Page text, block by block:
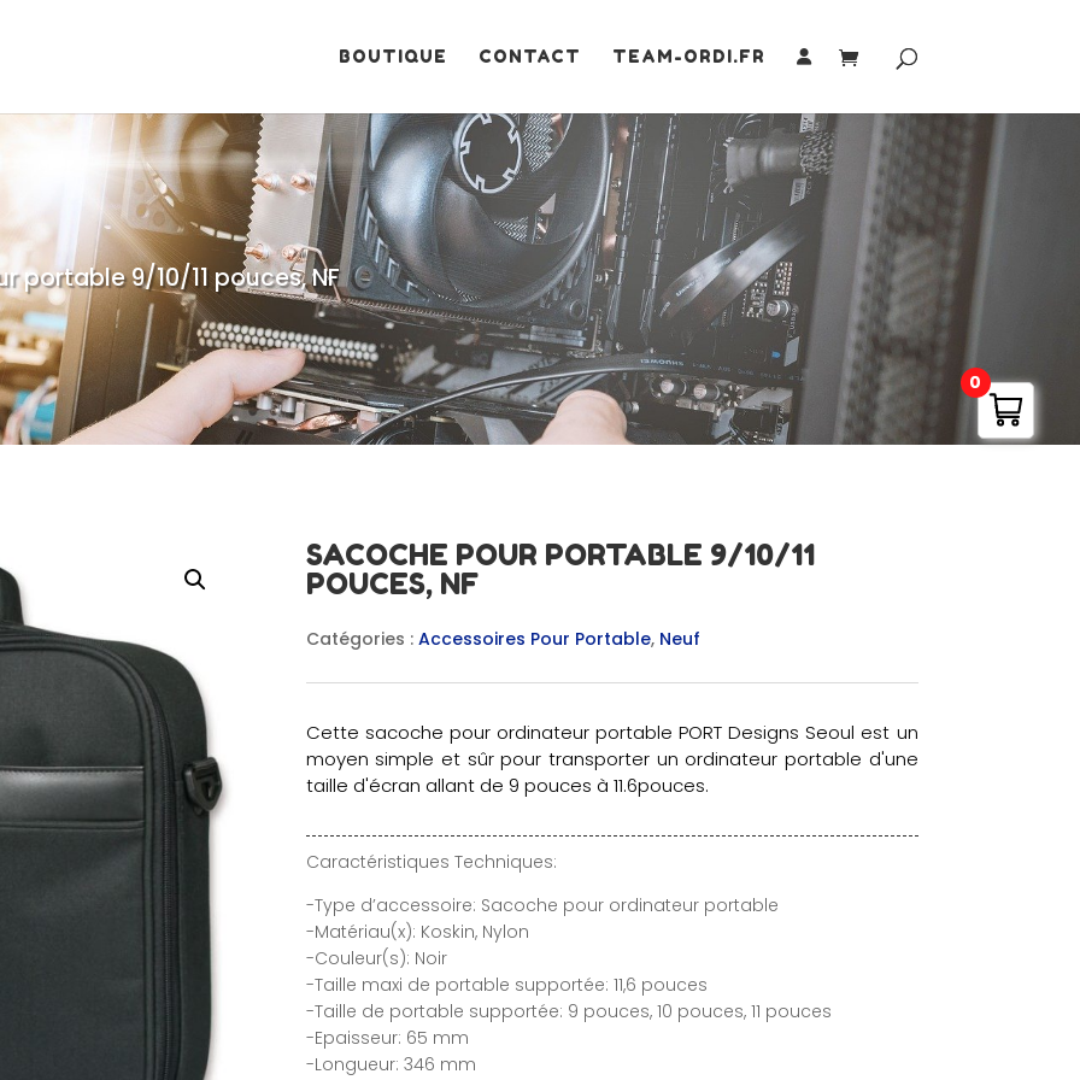
BOUTIQUE CONTACT TEAM-ORDI.FR
portable 9/10/11 pouces, NF
SACOCHE POUR PORTABLE 9/10/11
POUCES, NF
Catégories : Accessoires Pour Portable, Neuf
Cette sacoche pour ordinateur portable PORT Designs Seoul est un
moyen simple et sûr pour transporter un ordinateur portable d'une
taille d'écran allant de 9 pouces à 11.6pouces.
Caractéristiques Techniques:
-Type d’accessoire: Sacoche pour ordinateur portable
-Matériau(x): Koskin, Nylon
-Couleur(s): Noir
-Taille maxi de portable supportée: 11,6 pouces
-Taille de portable supportée: 9 pouces, 10 pouces, 11 pouces
-Epaisseur: 65 mm
-Longueur: 346 mm
0